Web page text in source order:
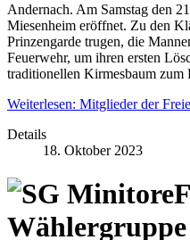
Andernach. Am Samstag den
Miesenheim eröffnet. Zu den
Prinzengarde trugen, die
Feuerwehr, um ihren ersten
traditionellen Kirmesbaum zum
Weiterlesen: Mitglieder der
Details
18. Oktober 2023